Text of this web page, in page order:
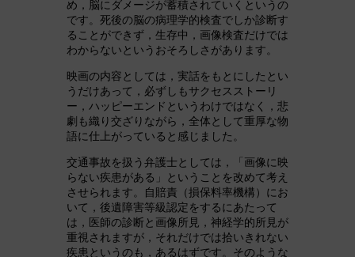
め，脳にダメージが蓄積されていくというの
です。死後の脳の病理学的検査でしか診断す
ることができず，生存中，画像検査だけでは
わからないというおそろしさがあります。
映画の内容としては，実話をもとにしたとい
うだけあって，必ずしもサクセスストーリ
ー，ハッピーエンドというわけではなく，悲
劇も織り交ざりながら，全体として重厚な物
語に仕上がっていると感じました。
交通事故を扱う弁護士としては，「画像に映
らない疾患がある」ということを改めて考え
させられます。自賠責（損保料率機構）にお
いて，後遺障害等級認定をするにあたって
は，医師の診断と画像所見，神経学的所見が
重視されますが，それだけでは拾いきれない
疾患というのも，あるはずです。そのような